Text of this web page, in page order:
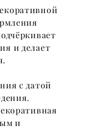
и делает
с датой
и